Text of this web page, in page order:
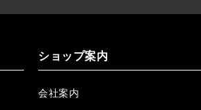
ショップ案内
会社案内